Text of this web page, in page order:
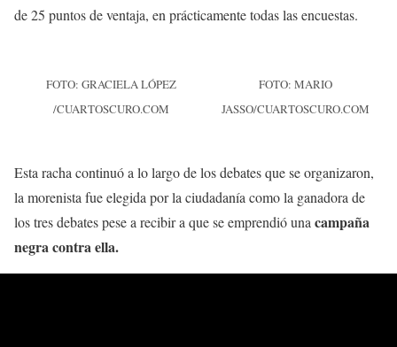
de 25 puntos de ventaja, en prácticamente todas las encuestas.
FOTO: GRACIELA LÓPEZ
/CUARTOSCURO.COM
FOTO: MARIO
JASSO/CUARTOSCURO.COM
Esta racha continuó a lo largo de los debates que se organizaron,
la morenista fue elegida por la ciudadanía como la ganadora de
los tres debates pese a recibir a que se emprendió una campaña
negra contra ella.